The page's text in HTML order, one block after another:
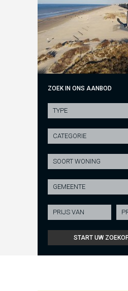
ZOEK IN ONS AANBOD
TYPE
CATEGORIE
SOORT WONING
GEMEENTE